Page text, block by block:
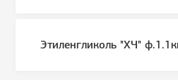
Этиленгликоль "ХЧ"